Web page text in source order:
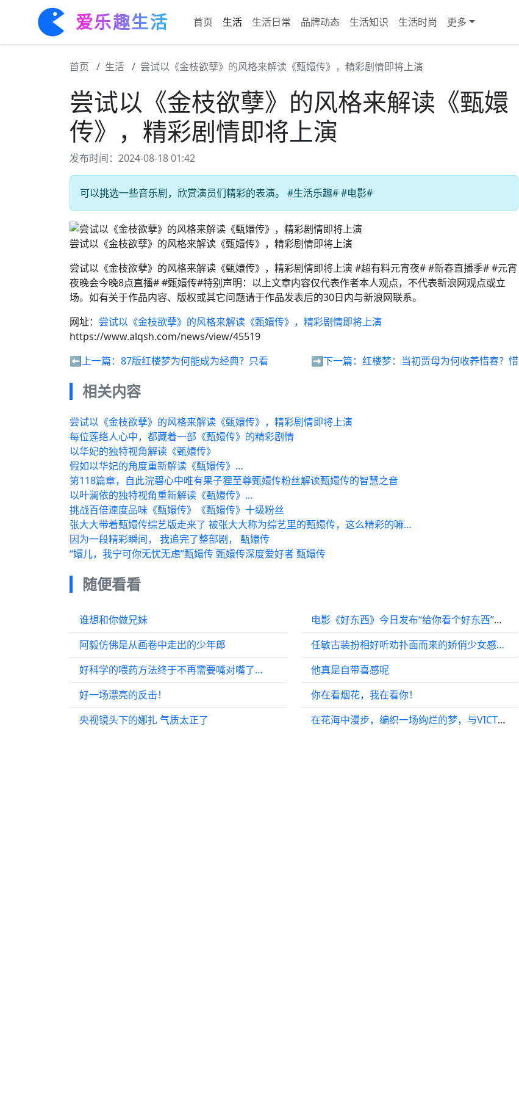
爱乐趣生活 首页 生活 生活日常 品牌动态 生活知识 生活时尚 更多
首页 生活 尝试以《金枝欲孽》的风格来解读《甄嬛传》，精彩剧情即将上演
尝试以《金枝欲孽》的风格来解读《甄嬛
传》，精彩剧情即将上演
发布时间：2024-08-18 01:42
可以挑选一些音乐剧，欣赏演员们精彩的表演。 #生活乐趣# #电影#
尝试以《金枝欲孽》的风格来解读《甄嬛传》，精彩剧情即将上演
尝试以《金枝欲孽》的风格来解读《甄嬛传》，精彩剧情即将上演 #超有料元宵夜# #新春直播季# #元宵
夜晚会今晚8点直播# #甄嬛传#特别声明：以上文章内容仅代表作者本人观点，不代表新浪网观点或立
场。如有关于作品内容、版权或其它问题请于作品发表后的30日内与新浪网联系。
网址： 尝试以《金枝欲孽》的风格来解读《甄嬛传》，精彩剧情即将上演
https://www.alqsh.com/news/view/45519
⬅️上一篇： 87版红楼梦为何能成为经典？只看 ➡️下一篇： 红楼梦：当初贾母为何收养惜春？惜
相关内容
尝试以《金枝欲孽》的风格来解读《甄嬛传》，精彩剧情即将上演
每位莲络人心中，都藏着一部《甄嬛传》的精彩剧情
以华妃的独特视角解读《甄嬛传》
假如以华妃的角度重新解读《甄嬛传》…
第118篇章，自此浣碧心中唯有果子狸至尊甄嬛传粉丝解读甄嬛传的智慧之音
以叶澜依的独特视角重新解读《甄嬛传》...
挑战百倍速度品味《甄嬛传》《甄嬛传》十级粉丝
张大大带着甄嬛传综艺版走来了 被张大大称为综艺里的甄嬛传，这么精彩的嘛…
因为一段精彩瞬间， 我追完了整部剧， 甄嬛传
“嬛儿，我宁可你无忧无虑”甄嬛传 甄嬛传深度爱好者 甄嬛传
随便看看
谁想和你做兄妹
阿毅仿佛是从画卷中走出的少年郎
好科学的喂药方法终于不再需要嘴对嘴了…
好一场漂亮的反击！
央视镜头下的娜扎 气质太正了
电影《好东西》今日发布“给你看个好东西”版预告…
任敏古装扮相好听劝扑面而来的娇俏少女感…
他真是自带喜感呢
你在看烟花，我在看你！
在花海中漫步，编织一场绚烂的梦，与VICTORIA宋茜 一同走过未来的花路